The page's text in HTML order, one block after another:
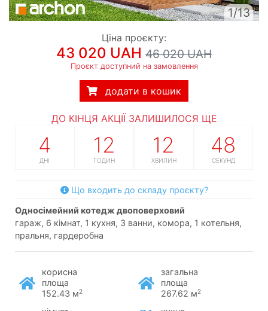
1/13
Ціна проєкту:
43 020 UAH 46 020 UAH
Проєкт доступний на замовлення
додати в кошик
ДО КІНЦЯ АКЦІЇ ЗАЛИШИЛОСЯ ЩЕ
4
ДНІ
12
ГОДИН
12
ХВИЛИН
47
СЕКУНД
Що входить до складу проєкту?
односімейний котедж двоповерховий
гараж, 6 кімнат, 1 кухня, 3 ванни, комора, 1 котельня,
пральня, гардеробна
корисна
площа
152.43 м2
загальна
площа
267.62 м2